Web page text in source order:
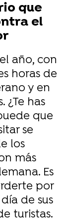
que
el
año, con
horas de
y en
¿Te has
que
se
los
más
Es
por
de sus
turistas.